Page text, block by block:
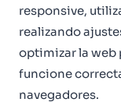
responsive,
realizando
optimizar la web
funcione
navegadores.